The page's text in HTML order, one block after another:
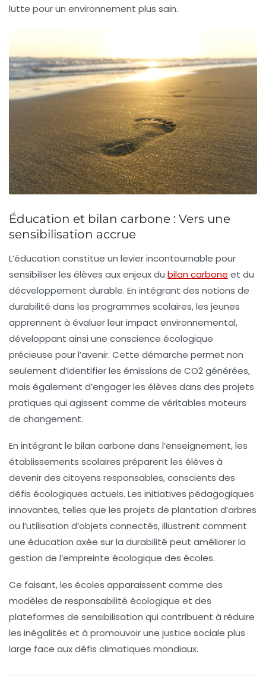
lutte pour un environnement plus sain.
Éducation et bilan carbone : Vers une
sensibilisation accrue
L’éducation constitue un levier incontournable pour
sensibiliser les élèves aux enjeux du bilan carbone et du
décveloppement durable. En intégrant des notions de
durabilité dans les programmes scolaires, les jeunes
apprennent à évaluer leurimpact environnemental,
développant ainsi une conscience écologique
précieuse pour l’avenir. Cette démarche permet non
seulement d’identifier les émissions de CO2générées,
mais également d’engager les élèves dans des projets
pratiques qui agissent comme de véritables moteurs
de changement.
En intégrant le bilan carbone dans l’enseignement, les
établissements scolaires préparent les élèves à
devenir des citoyens responsables, conscients des
défis écologiques actuels. Les initiatives pédagogiques
innovantes, telles que les projets de plantation d’arbres
ou l’utilisation d’objets connectés, illustrent comment
une éducation axée sur la durabilité peut améliorer la
gestion de l’empreinte écologique des écoles.
Ce faisant, les écoles apparaissent comme des
modèles de responsabilité écologique et des
plateformes de sensibilisation qui contribuent à réduire
les inégalités et à promouvoir une justice sociale plus
large face aux défis climatiques mondiaux.